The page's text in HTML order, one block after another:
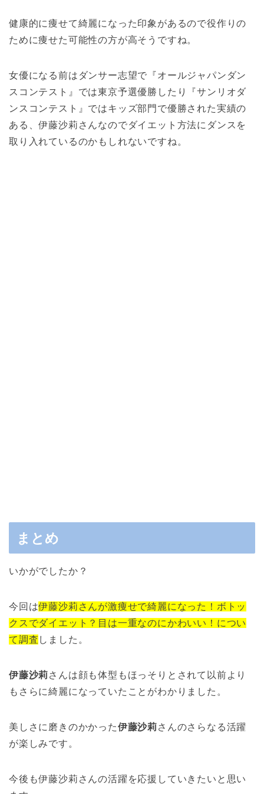
健康的に痩せて綺麗になった印象があるので役作りの
ために痩せた可能性の方が高そうですね。
女優になる前はダンサー志望で『オールジャパンダン
スコンテスト』では東京予選優勝したり『サンリオダ
ンスコンテスト』ではキッズ部門で優勝された実績の
ある、伊藤沙莉さんなのでダイエット方法にダンスを
取り入れているのかもしれないですね。
まとめ
いかがでしたか？
今回は伊藤沙莉さんが激痩せで綺麗になった！ボトッ
クスでダイエット？目は一重なのにかわいい！につい
て調査 しました。
伊藤沙莉さんは顔も体型もほっそりとされて以前より
もさらに綺麗になっていたことがわかりました。
美しさに磨きのかかった伊藤沙莉さんのさらなる活躍
が楽しみです。
今後も伊藤沙莉さんの活躍を応援していきたいと思い